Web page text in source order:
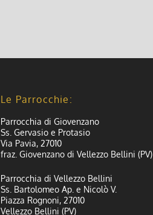
Le Parrocchie:
Parrocchia di Giovenzano
Ss. Gervasio e Protasio
Via Pavia, 27010
fraz. Giovenzano di Vellezzo Bellini (PV)
Parrocchia di Vellezzo Bellini
Ss. Bartolomeo Ap. e Nicolò V.
Piazza Rognoni, 27010
Vellezzo Bellini (PV)